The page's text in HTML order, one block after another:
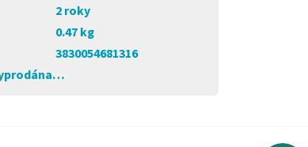
2 roky
0.47 kg
3830054681316